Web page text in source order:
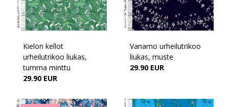
Kielon kellot
urheilutrikoo liukas,
tumma minttu
29.90 EUR
Vanamo urheilutrikoo
liukas, muste
29.90 EUR